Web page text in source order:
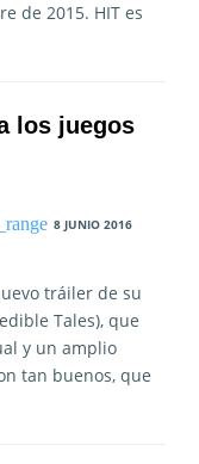
de 2015. HIT es
los juegos
8 JUNIO 2016
tráiler de su
Tales), que
y un amplio
tan buenos, que